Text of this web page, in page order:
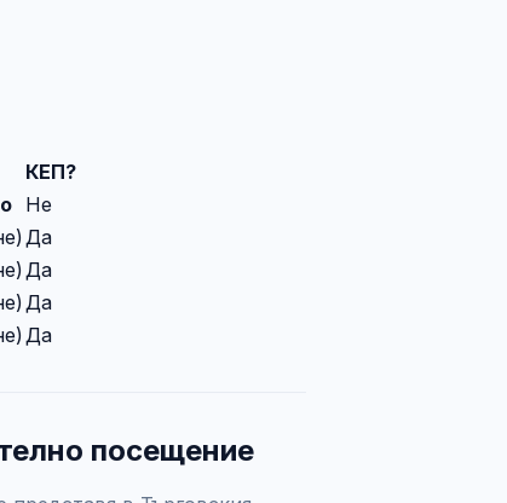
КЕП?
Не
Да
Да
Да
Да
посещение